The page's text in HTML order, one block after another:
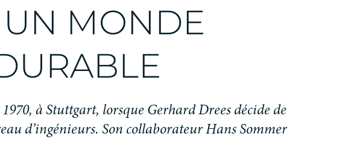
UN MONDE
URABLE
1970, à Stuttgart, lorsque Gerhard Drees décide de
eau d’ingénieurs. Son collaborateur Hans Sommer